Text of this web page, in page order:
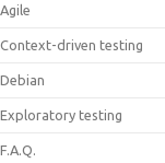
Agile
Context-driven testing
Debian
Exploratory testing
F.A.Q.